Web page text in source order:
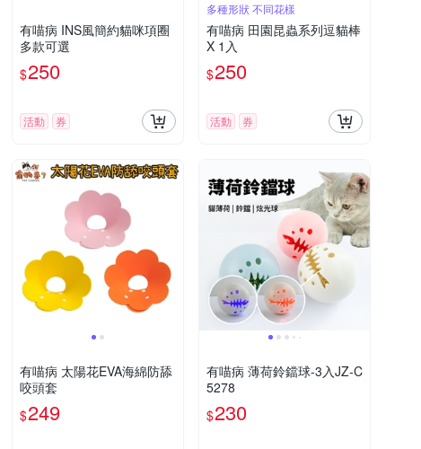
有喵病 INS風簡約貓咪項圈
多款可選
$250
活動 券
多種形狀 不同花樣
有喵病 田園昆蟲系列逗貓棒
X 1入
$250
活動 券
有喵病 太陽花EVA海綿防舔
咬頭套
$249
有喵病 薄荷鈴鐺球-3入JZ-C
5278
$230